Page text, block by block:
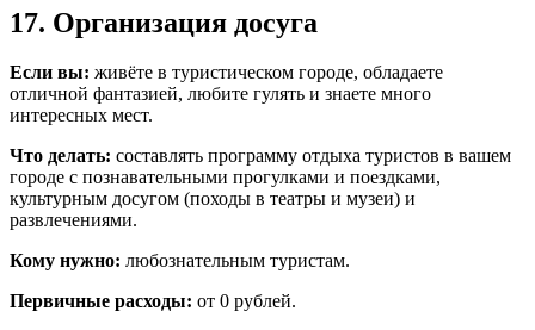
17. Организация досуга
Если вы: живёте в туристическом городе, обладаете
отличной фантазией, любите гулять и знаете много
интересных мест.
Что делать: составлять программу отдыха туристов в вашем
городе с познавательными прогулками и поездками,
культурным досугом (походы в театры и музеи) и
развлечениями.
Кому нужно: любознательным туристам.
Первичные расходы: от 0 рублей.